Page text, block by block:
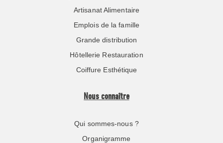
Artisanat Alimentaire
Emplois de la famille
Grande distribution
Hôtellerie Restauration
Coiffure Esthétique
Nous connaître
Qui sommes-nous ?
Organigramme